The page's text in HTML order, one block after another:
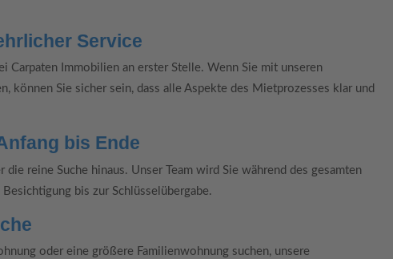
Service
Carpaten Immobilien an erster Stelle. Wenn Sie mit unseren
können Sie sicher sein, dass alle Aspekte des Mietprozesses klar und
bis Ende
reine Suche hinaus. Unser Team wird Sie während des gesamten
bis zur Schlüsselübergabe.
oder eine größere Familienwohnung suchen, unsere